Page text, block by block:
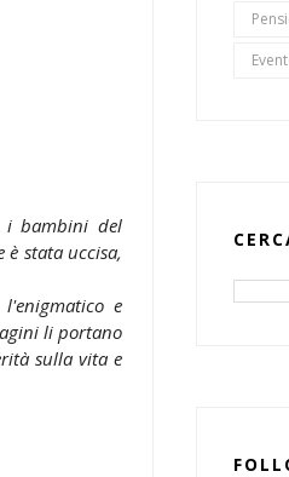
i bambini del
stata uccisa,
e
li portano
sulla vita e